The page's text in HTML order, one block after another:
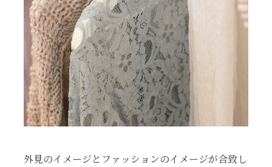
外見のイメージとファッションのイメージが合致し